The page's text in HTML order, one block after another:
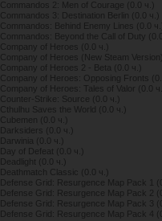
Commandos 2: Men of Courage (0.0 ч.)
Commandos 3: Destination Berlin (0.0 ч.)
Commandos: Behind Enemy Lines (0.0
Commandos: Beyond the Call of Duty
Company of Heroes (0.0 ч.)
Company of Heroes (New Steam
Company of Heroes 2 - Beta (0.0 ч.)
Company of Heroes: Opposing Fronts
Company of Heroes: Tales of Valor (0.0
Counter-Strike: Source (0.0 ч.)
Cthulhu Saves the World (0.0 ч.)
Cubemen (0.0 ч.)
Darksiders (0.0 ч.)
Darwinia (0.0 ч.)
Day of Defeat (0.0 ч.)
Deadlight (0.0 ч.)
Deathmatch Classic (0.0 ч.)
Defense Grid: Resurgence Map Pack 1
Defense Grid: Resurgence Map Pack 2
Defense Grid: Resurgence Map Pack 3
Defense Grid: Resurgence Map Pack 4